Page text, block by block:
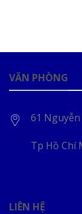
VĂN PHÒNG
61
Tp Hồ Chí
LIÊN HỆ